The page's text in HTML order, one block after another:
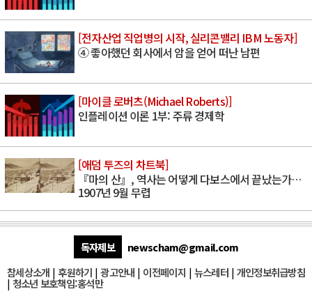
[전자산업 직업병의 시작, 실리콘밸리 IBM 노동자]
④ 좋아했던 회사에서 암을 얻어 떠난 남편
[마이클 로버츠(Michael Roberts)]
인플레이션 이론 1부: 주류 경제학
[애덤 투즈의 차트북]
『마의 산』, 역사는 어떻게 다보스에서 끝났는가…
1907년 9월 무렵
독자제보
newscham@gmail.com
참세상소개 | 후원하기 |광고안내 | 이전페이지 | 뉴스레터| 개인정보취급방침
| 청소년 보호책임:홍석만